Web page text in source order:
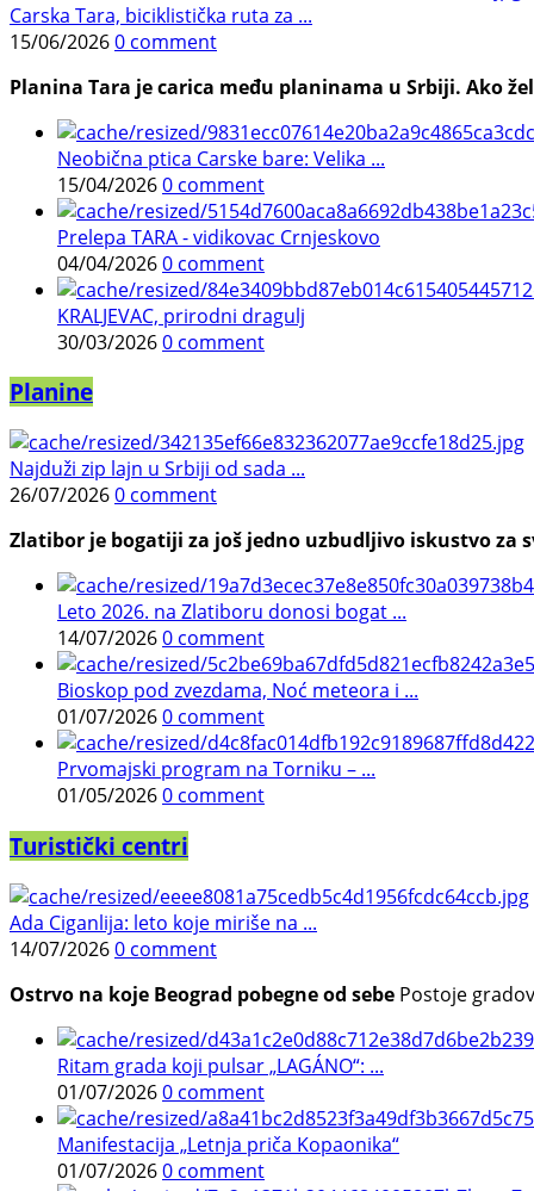
Carska Tara, biciklistička ruta za ...
15/06/20260 comment
Planina Tara je carica među planinama u Srbiji. Ako
Neobična ptica Carske bare: Velika ...
15/04/20260 comment
Prelepa TARA - vidikovac Crnjeskovo
04/04/20260 comment
KRALJEVAC, prirodni dragulj
30/03/20260 comment
Planine
Najduži zip lajn u Srbiji od sada ...
26/07/20260 comment
Zlatibor je bogatiji za još jedno uzbudljivo iskustvo
Leto 2026. na Zlatiboru donosi bogat ...
14/07/20260 comment
Bioskop pod zvezdama, Noć meteora i ...
01/07/20260 comment
Prvomajski program na Torniku – ...
01/05/20260 comment
Turistički centri
Ada Ciganlija: leto koje miriše na ...
14/07/20260 comment
Ostrvo na koje Beograd pobegne od sebe Postoje
Ritam grada koji pulsar „LAGÁNO“: ...
01/07/20260 comment
Manifestacija „Letnja priča Kopaonika“
01/07/20260 comment